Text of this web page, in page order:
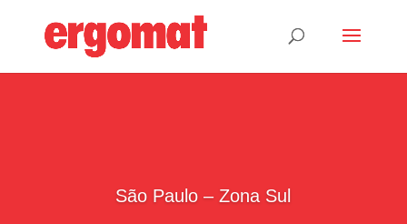
São Paulo – Zona Sul